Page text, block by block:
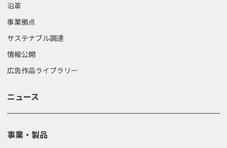
沿革
事業拠点
サステナブル調達
情報公開
広告作品ライブラリー
ニュース
事業・製品